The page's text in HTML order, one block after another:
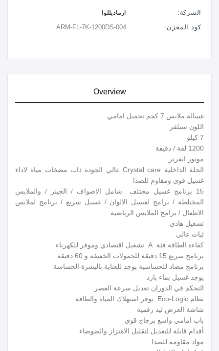
الشركة:
ارماديللوا
كود المخزن:
ARM-FL-7K-1200DS-004
Overview
غسالة ملابس 7 كجم تحميل امامي
اللون سيلفر
7 كيلو
1200 لفة / دقيقة
موتور انفرتر
الحلة الداخلية Crystal care عالي الجودة ذات مضخات مياة لاداء
غسيل قوي ومقاوم للصدا
15 برنامج غسيل مختلف شامل الاصواف / الجينز / والملابس
المختلطة / برامج لغسيل الالوان / غسيل سريع / برنامج لملابس
الاطفال / برامج الملابس الرياضية
تشغيل هادي
ثبات عالي
كفاءة الطاقة فئة A تشغيل اقتصادي وموفر للكهرباء
برنامج سريع 15 دقيقة للحمولات الخفيفة و 60 دقيقة
برنامج مضاد للحساسية يوجد للعناية بالبشرة الحساسة
يوجد غسيل بماء بارد
التحكم في الدوران تعديل سرعة العصر
نظام Eco-Logic يوفر استهلاك المياة والطاقة
شاشة العرض ليد رقمية
باب امامي واسع بزجاج قوي
أقدام قابلة للتعديل لتقليل الاهتزاز والضوضاء
مواد مقاومة للصدا